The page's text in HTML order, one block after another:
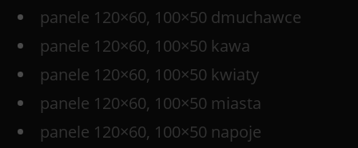
panele 120×60, 100×50 dmuchawce
panele 120×60, 100×50 kawa
panele 120×60, 100×50 kwiaty
panele 120×60, 100×50 miasta
panele 120×60, 100×50 napoje